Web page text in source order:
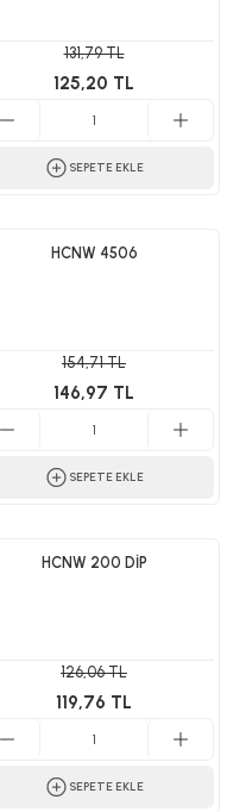
131,79 TL
125,20 TL
SEPETE EKLE
HCNW 4506
154,71 TL
146,97 TL
SEPETE EKLE
HCNW 200 DİP
126,06 TL
119,76 TL
SEPETE EKLE